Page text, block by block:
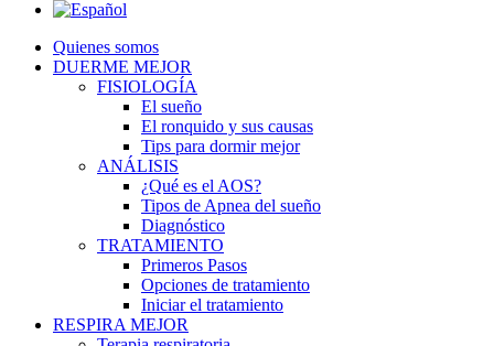
Quienes somos
DUERME MEJOR
FISIOLOGÍA
El sueño
El ronquido y sus causas
Tips para dormir mejor
ANÁLISIS
¿Qué es el AOS?
Tipos de Apnea del sueño
Diagnóstico
TRATAMIENTO
Primeros Pasos
Opciones de tratamiento
Iniciar el tratamiento
RESPIRA MEJOR